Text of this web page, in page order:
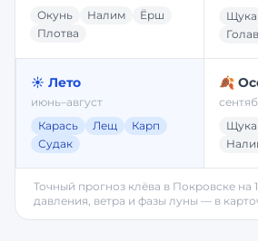
Окунь
Налим
Ёрш
Плотва
Щука
☀️ Лето
июнь–август
Карась
Лещ
Карп
Судак
🍂
Щука
Точный прогноз клёва в Покровске на
давления, ветра и фазы луны — в